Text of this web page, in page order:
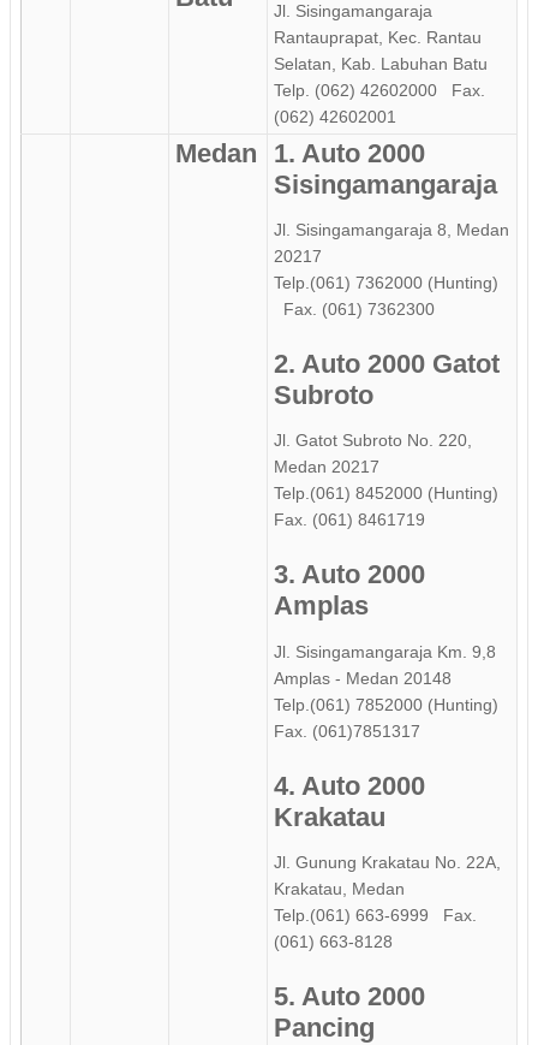
Jl. Sisingamangaraja
Rantauprapat, Kec. Rantau
Selatan, Kab. Labuhan Batu
Telp. (062) 42602000 Fax.
(062) 42602001
Medan
1. Auto 2000
Sisingamangaraja
Jl. Sisingamangaraja 8, Medan
20217
Telp.(061) 7362000 (Hunting)
Fax. (061) 7362300
2. Auto 2000 Gatot
Subroto
Jl. Gatot Subroto No. 220,
Medan 20217
Telp.(061) 8452000 (Hunting)
Fax. (061) 8461719
3. Auto 2000
Amplas
Jl. Sisingamangaraja Km. 9,8
Amplas - Medan 20148
Telp.(061) 7852000 (Hunting)
Fax. (061)7851317
4. Auto 2000
Krakatau
Jl. Gunung Krakatau No. 22A,
Krakatau, Medan
Telp.(061) 663-6999 Fax.
(061) 663-8128
5. Auto 2000
Pancing